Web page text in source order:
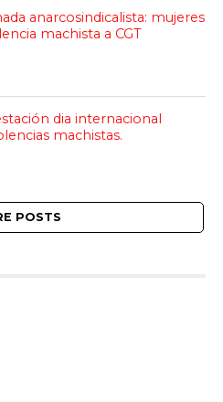
anarcosindicalista: mujeres
machista a CGT
dia internacional
machistas.
POSTS